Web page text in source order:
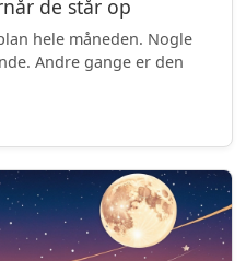
de står op
hele måneden. Nogle
Andre gange er den